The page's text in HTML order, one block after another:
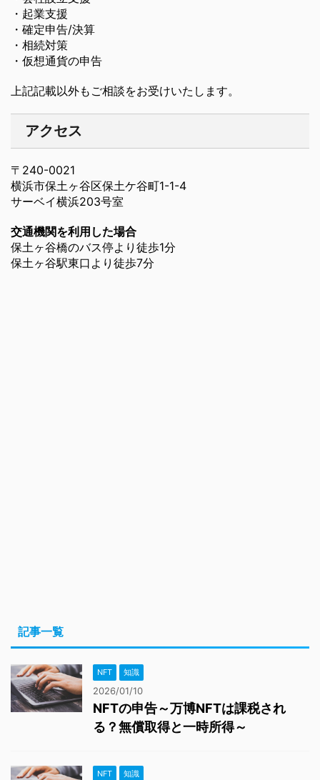
・起業支援
・確定申告/決算
・相続対策
・仮想通貨の申告
上記記載以外もご相談をお受けいたします。
アクセス
〒240-0021
横浜市保土ヶ谷区保土ケ谷町1-1-4
サーベイ横浜203号室
交通機関を利用した場合
保土ヶ谷橋のバス停より徒歩1分
保土ヶ谷駅東口より徒歩7分
記事一覧
NFT 知識
2026/01/10
NFTの申告～万博NFTは課税され
る？無償取得と一時所得～
NFT 知識